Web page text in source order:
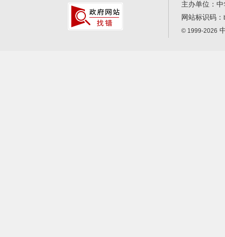
主办单位：
网站标识码：
© 1999-2026